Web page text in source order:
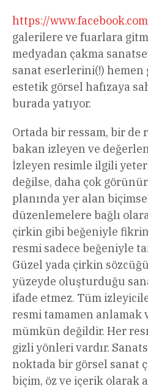
https://
galerilere ve fuarlara
medyadan çakma
sanat eserlerini(!) hemen
estetik görsel hafızaya
burada yatıyor.
Ortada bir ressam, bir de
bakan izleyen ve
İzleyen resimle ilgili
değilse, daha çok
planında yer alan
düzenlemelere bağlı
çirkin gibi beğeniyle
resmi sadece beğeniyle
Güzel yada çirkin
yüzeyde oluşturduğu
ifade etmez. Tüm
resmi tamamen anlamak
mümkün değildir. Her
gizli yönleri vardır.
noktada bir görsel sanat
biçim, öz ve içerik olarak